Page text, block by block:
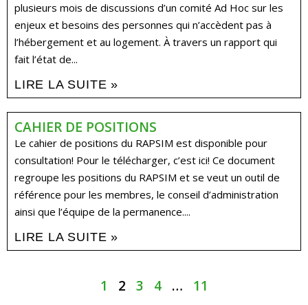
plusieurs mois de discussions d’un comité Ad Hoc sur les
enjeux et besoins des personnes qui n’accèdent pas à
l’hébergement et au logement. À travers un rapport qui
fait l’état de...
LIRE LA SUITE »
CAHIER DE POSITIONS
Le cahier de positions du RAPSIM est disponible pour
consultation! Pour le télécharger, c’est ici! Ce document
regroupe les positions du RAPSIM et se veut un outil de
référence pour les membres, le conseil d’administration
ainsi que l’équipe de la permanence....
LIRE LA SUITE »
1 2 3 4 … 11